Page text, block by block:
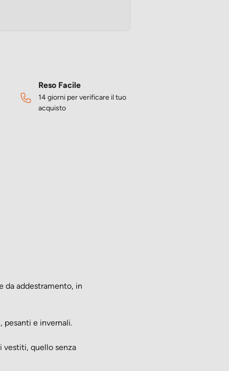
Reso Facile
14 giorni per verificare il tuo
acquisto
da addestramento, in
pesanti e invernali.
vestiti, quello senza